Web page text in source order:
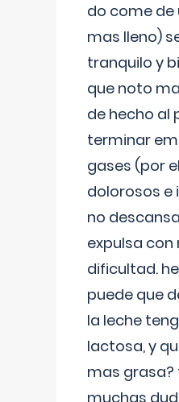
do come de
mas lleno)
tranquilo y
que noto
de hecho al
terminar
gases (por
dolorosos e
no
expulsa con
dificultad.
puede que
la leche
lactosa, y
mas grasa?
muchas